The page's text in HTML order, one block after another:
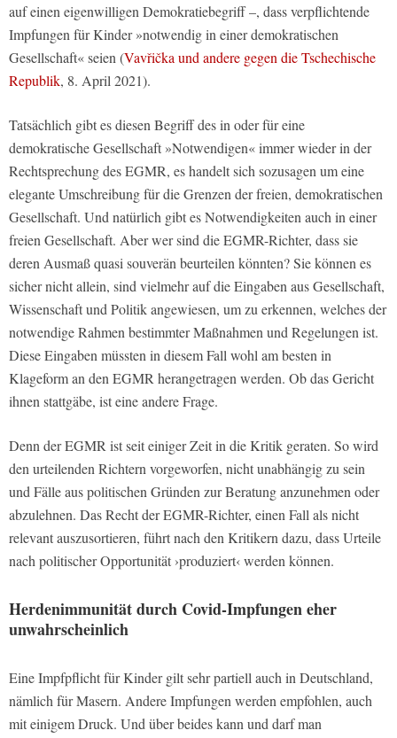
auf einen eigenwilligen Demokratiebegriff –, dass verpflichtende
Impfungen für Kinder »notwendig in einer demokratischen
Gesellschaft« seien (Vavřička und andere gegen die Tschechische
Republik, 8. April 2021).
Tatsächlich gibt es diesen Begriff des in oder für eine
demokratische Gesellschaft »Notwendigen« immer wieder in der
Rechtsprechung des EGMR, es handelt sich sozusagen um eine
elegante Umschreibung für die Grenzen der freien, demokratischen
Gesellschaft. Und natürlich gibt es Notwendigkeiten auch in einer
freien Gesellschaft. Aber wer sind die EGMR-Richter, dass sie
deren Ausmaß quasi souverän beurteilen könnten? Sie können es
sicher nicht allein, sind vielmehr auf die Eingaben aus Gesellschaft,
Wissenschaft und Politik angewiesen, um zu erkennen, welches der
notwendige Rahmen bestimmter Maßnahmen und Regelungen ist.
Diese Eingaben müssten in diesem Fall wohl am besten in
Klageform an den EGMR herangetragen werden. Ob das Gericht
ihnen stattgäbe, ist eine andere Frage.
Denn der EGMR ist seit einiger Zeit in die Kritik geraten. So wird
den urteilenden Richtern vorgeworfen, nicht unabhängig zu sein
und Fälle aus politischen Gründen zur Beratung anzunehmen oder
abzulehnen. Das Recht der EGMR-Richter, einen Fall als nicht
relevant auszusortieren, führt nach den Kritikern dazu, dass Urteile
nach politischer Opportunität ›produziert‹ werden können.
Herdenimmunität durch Covid-Impfungen eher
unwahrscheinlich
Eine Impfpflicht für Kinder gilt sehr partiell auch in Deutschland,
nämlich für Masern. Andere Impfungen werden empfohlen, auch
mit einigem Druck. Und über beides kann und darf man